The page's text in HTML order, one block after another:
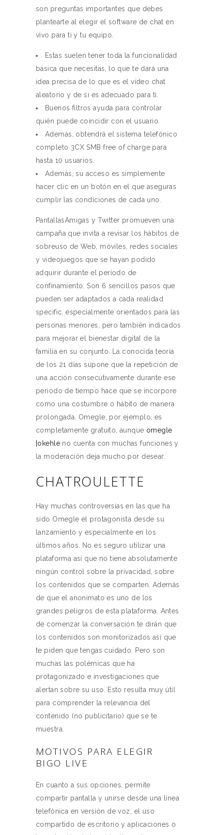
son preguntas importantes que debes
plantearte al elegir el software de chat en
vivo para ti y tu equipo.
Estas suelen tener toda la funcionalidad
básica que necesitas, lo que te dará una
idea precisa de lo que es el video chat
aleatorio y de si es adecuado para ti.
Buenos filtros ayuda para controlar
quién puede coincidir con el usuario.
Además, obtendrá el sistema telefónico
completo 3CX SMB free of charge para
hasta 10 usuarios.
Además, su acceso es simplemente
hacer clic en un botón en el que aseguras
cumplir las condiciones de cada uno.
PantallasAmigas y Twitter promueven una
campaña que invita a revisar los hábitos de
sobreuso de Web, móviles, redes sociales
y videojuegos que se hayan podido
adquirir durante el período de
confinamiento. Son 6 sencillos pasos que
pueden ser adaptados a cada realidad
specific, especialmente orientados para las
personas menores, pero también indicados
para mejorar el bienestar digital de la
familia en su conjunto. La conocida teoría
de los 21 días supone que la repetición de
una acción consecutivamente durante ese
periodo de tiempo hace que se incorpore
como una costumbre o hábito de manera
prolongada. Omegle, por ejemplo, es
completamente gratuito, aunque omegle
|okehleno cuenta con muchas funciones y
la moderación deja mucho por desear.
CHATROULETTE
Hay muchas controversias en las que ha
sido Omegle el protagonista desde su
lanzamiento y especialmente en los
últimos años. No es seguro utilizar una
plataforma así que no tiene absolutamente
ningún control sobre la privacidad, sobre
los contenidos que se comparten. Además
de que el anonimato es uno de los
grandes peligros de esta plataforma. Antes
de comenzar la conversación te dirán que
los contenidos son monitorizados así que
te piden que tengas cuidado. Pero son
muchas las polémicas que ha
protagonizado e investigaciones que
alertan sobre su uso. Esto resulta muy útil
para comprender la relevancia del
contenido (no publicitario) que se te
muestra.
MOTIVOS PARA ELEGIR
BIGO LIVE
En cuanto a sus opciones, permite
compartir pantalla y unirse desde una línea
telefónica en versión de voz, el uso
compartido de escritorio y aplicaciones o